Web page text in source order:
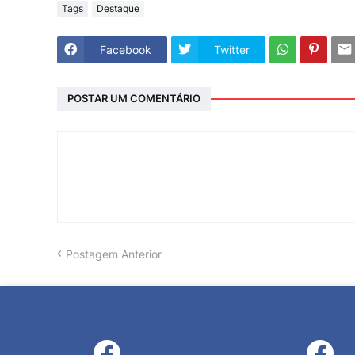
Tags Destaque
Facebook Twitter
POSTAR UM COMENTÁRIO
Postagem Anterior